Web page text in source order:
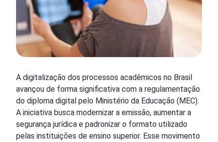
A digitalização dos processos acadêmicos no Brasil
avançou de forma significativa com a regulamentação
do diploma digital pelo Ministério da Educação (MEC).
A iniciativa busca modernizar a emissão, aumentar a
segurança jurídica e padronizar o formato utilizado
pelas instituições de ensino superior. Esse movimento